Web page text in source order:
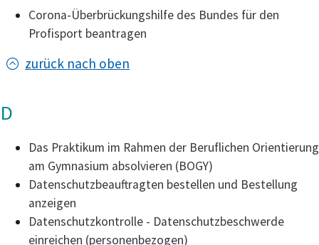
Corona-Überbrückungshilfe des Bundes für den
Profisport beantragen
zurück nach oben
D
Das Praktikum im Rahmen der Beruflichen Orientierung
am Gymnasium absolvieren (BOGY)
Datenschutzbeauftragten bestellen und Bestellung
anzeigen
Datenschutzkontrolle - Datenschutzbeschwerde
einreichen (personenbezogen)